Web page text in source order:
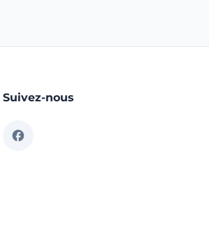
Suivez-nous